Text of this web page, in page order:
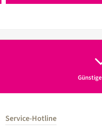
Service-Hotline